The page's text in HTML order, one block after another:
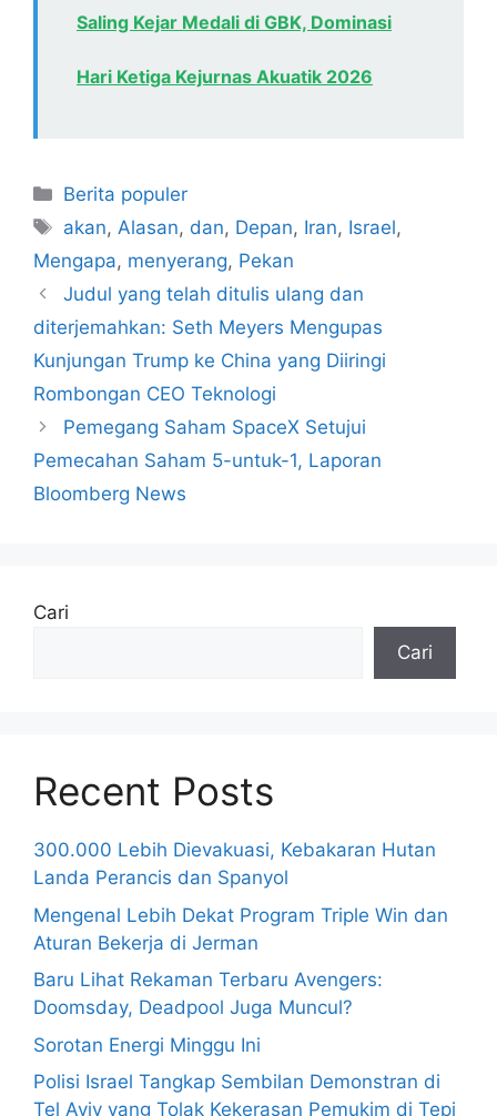
Saling Kejar Medali di GBK, Dominasi
Hari Ketiga Kejurnas Akuatik 2026
Kategori
Berita populer
Tag
akan,Alasan, dan, Depan, Iran, Israel,
Mengapa, menyerang, Pekan
Judul yang telah ditulis ulang dan
diterjemahkan: Seth Meyers Mengupas
Kunjungan Trump ke China yang Diiringi
Rombongan CEO Teknologi
Pemegang Saham SpaceX Setujui
Pemecahan Saham 5-untuk-1, Laporan
Bloomberg News
Cari
Cari
Recent Posts
300.000 Lebih Dievakuasi, Kebakaran Hutan
Landa Perancis dan Spanyol
Mengenal Lebih Dekat Program Triple Win dan
Aturan Bekerja di Jerman
Baru Lihat Rekaman Terbaru Avengers:
Doomsday, Deadpool Juga Muncul?
Sorotan Energi Minggu Ini
Polisi Israel Tangkap Sembilan Demonstran di
Tel Aviv yang Tolak Kekerasan Pemukim di Tepi